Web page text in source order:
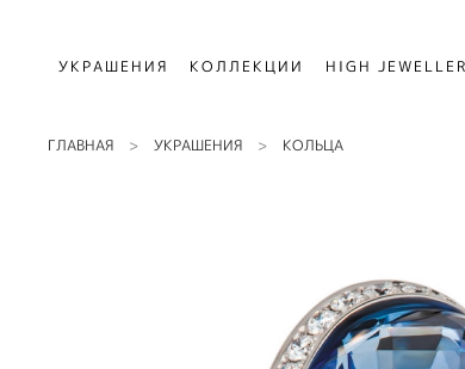
УКРАШЕНИЯ КОЛЛЕКЦИИ HIGH
ГЛАВНАЯ УКРАШЕНИЯ КОЛЬЦА